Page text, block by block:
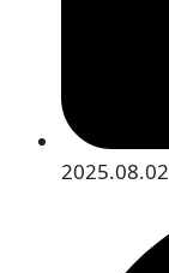
2025.08.02